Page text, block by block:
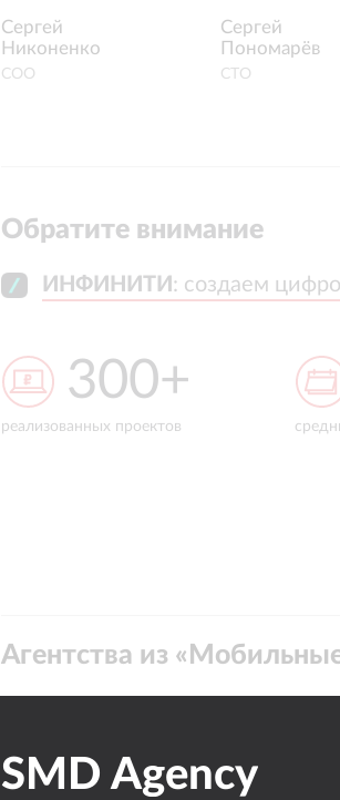
Сергей
Никоненко
СОО
Сергей
Пономарёв
СТО
Обратите внимание
ИНФИНИТИ : создаем
ИНФИНИТИ : создаем
5 лет
средний срок работы с клиентом
Агентства из «
SMD Agency